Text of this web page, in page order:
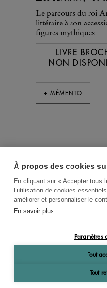
À propos des cookies
En cliquant sur « Accepter tous
l’utilisation de cookies
améliorer et personnaliser le
En savoir plus
Paramètres
Tout
Tout
Le parcours du roi
littéraire à son
figures mythiques
LIVRE
NON
+ MÉMENTO